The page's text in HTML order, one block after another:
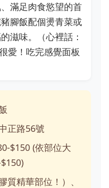
滿足肉食慾望的首
腳飯配個燙青菜或
滋味。（心裡話：
愛！吃完感覺面板
正路56號
$150 (依部位大
質精華部位！）、